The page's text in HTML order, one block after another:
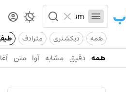
همه دیکشنری مترادف
همه دقیق مشابه آوا متن